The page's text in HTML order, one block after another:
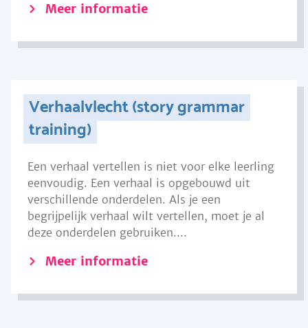
Meer informatie
Verhaalvlecht (story grammar
training)
Een verhaal vertellen is niet voor elke leerling
eenvoudig. Een verhaal is opgebouwd uit
verschillende onderdelen. Als je een
begrijpelijk verhaal wilt vertellen, moet je al
deze onderdelen gebruiken....
Meer informatie